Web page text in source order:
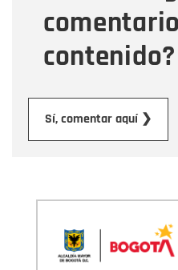
contenido?
Sí, comentar aquí ❯